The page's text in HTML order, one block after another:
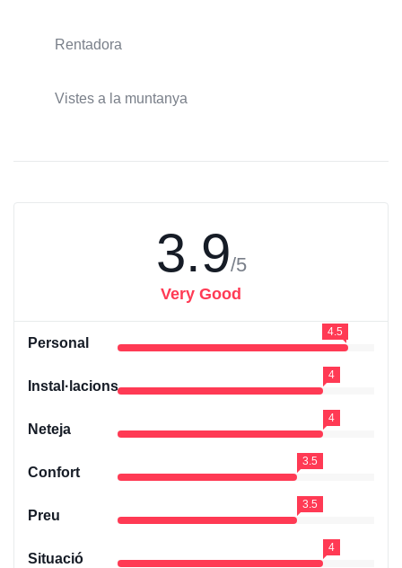
Rentadora
Vistes a la muntanya
3.9/5
Very Good
Personal
4.5
Instal·lacions
4
Neteja
4
Confort
3.5
Preu
3.5
Situació
4